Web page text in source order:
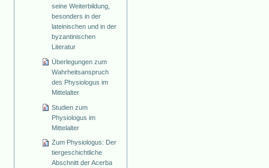
seine Weiterbildung,
besonders in der
lateinischen und in der
byzantinischen
Literatur
Überlegungen zum
Wahrheitsanspruch
des Physiologus im
Mittelalter
Studien zum
Physiologus im
Mittelalter
Zum Physiologus: Der
tiergeschichtliche
Abschnitt der Acerba